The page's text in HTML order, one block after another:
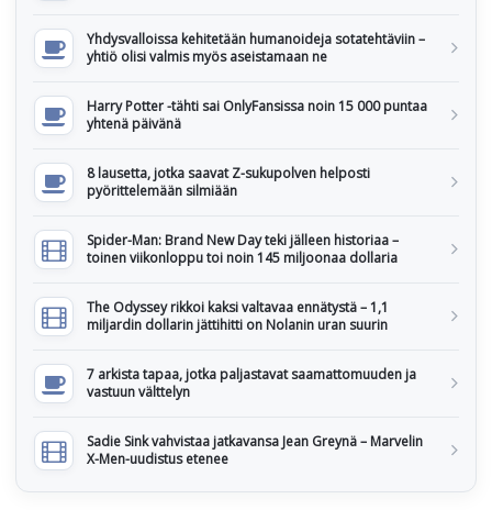
Yhdysvalloissa kehitetään humanoideja sotatehtäviin –
yhtiö olisi valmis myös aseistamaan ne
Harry Potter -tähti sai OnlyFansissa noin 15 000 puntaa
yhtenä päivänä
8 lausetta, jotka saavat Z-sukupolven helposti
pyörittelemään silmiään
Spider-Man: Brand New Day teki jälleen historiaa –
toinen viikonloppu toi noin 145 miljoonaa dollaria
The Odyssey rikkoi kaksi valtavaa ennätystä – 1,1
miljardin dollarin jättihitti on Nolanin uran suurin
7 arkista tapaa, jotka paljastavat saamattomuuden ja
vastuun välttelyn
Sadie Sink vahvistaa jatkavansa Jean Greynä – Marvelin
X-Men-uudistus etenee